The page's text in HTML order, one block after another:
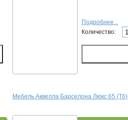
Подробнее...
Количество:
Мебель Аквелла Барселона Люкс 65 (Т6)